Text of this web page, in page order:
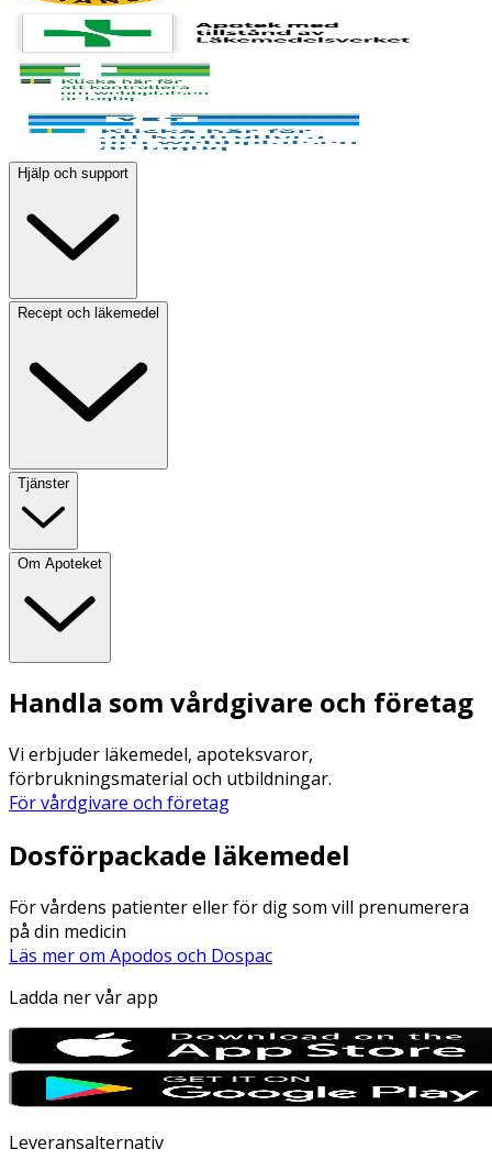
Hjälp och support
Recept och läkemedel
Tjänster
Om Apoteket
Handla som vårdgivare och företag
Vi erbjuder läkemedel, apoteksvaror,
förbrukningsmaterial och utbildningar.
För vårdgivare och företag
Dosförpackade läkemedel
För vårdens patienter eller för dig som vill prenumerera
på din medicin
Läs mer om Apodos och Dospac
Ladda ner vår app
Leveransalternativ